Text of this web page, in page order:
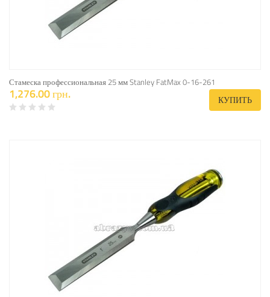
Стамеска профессиональная 25 мм Stanley FatMax 0-16-261
1,276.00 грн. КУПИТЬ